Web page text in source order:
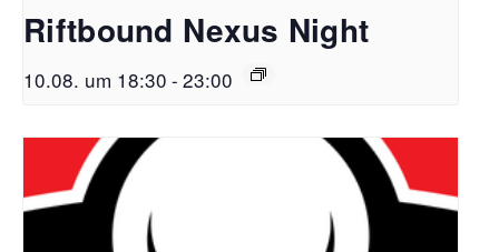
Riftbound Nexus Night
10.08. um 18:30 - 23:00